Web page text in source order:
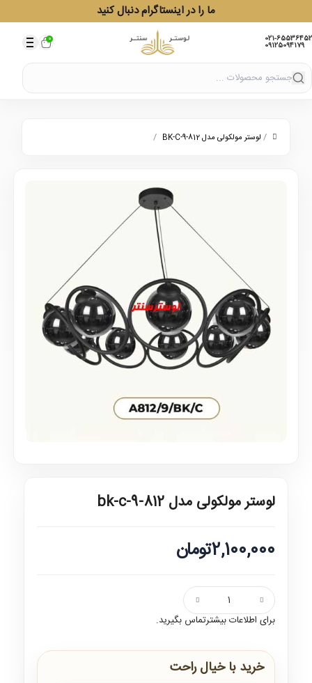
ما را در اینستاگرام دنبال کنید
021-65536452
09125094179
0
/ لوستر مولکولی مدل 812-9-BK-C /
لوستر مولکولی مدل 812-9-bk-c
2,100,000تومان
برای اطلاعات بیشترتماس بگیرید.
خرید با خیال راحت